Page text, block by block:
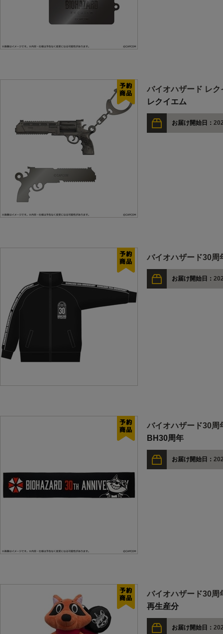
バイオハザード レ
レクイエム
お届け開始日：
バイオハザード30周
お届け開始日：
バイオハザード30周
BH30周年
お届け開始日：
バイオハザード30周
再生産分
お届け開始日：